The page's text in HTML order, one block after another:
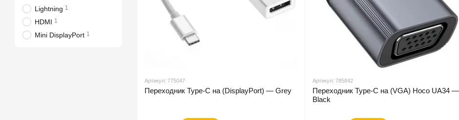
Артикул: 775047
Переходник Type-C на (DisplayPort) — Grey
Артикул: 785842
Переходник Type-C на (VGA) Hoco UA34 —
Black
Lightning 1
HDMI 1
Mini DisplayPort 1